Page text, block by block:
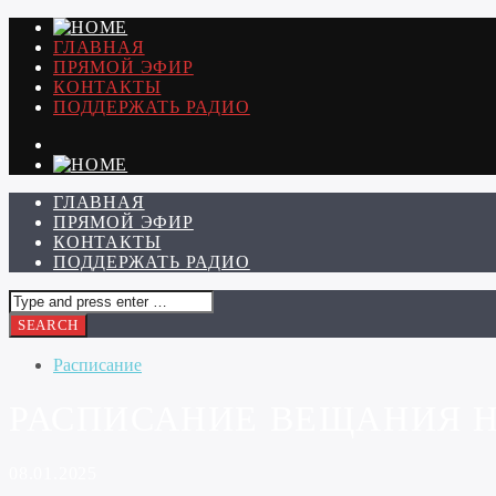
ГЛАВНАЯ
ПРЯМОЙ ЭФИР
КОНТАКТЫ
ПОДДЕРЖАТЬ РАДИО
ГЛАВНАЯ
ПРЯМОЙ ЭФИР
КОНТАКТЫ
ПОДДЕРЖАТЬ РАДИО
Расписание